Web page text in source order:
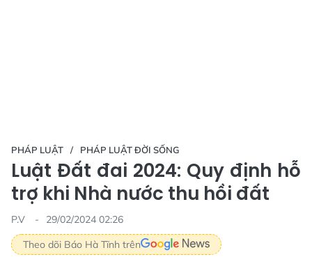
PHÁP LUẬT PHÁP LUẬT ĐỜI SỐNG
Luật Đất đai 2024: Quy định hỗ
trợ khi Nhà nước thu hồi đất
P.V
29/02/2024 02:26
Theo dõi Báo Hà Tĩnh trên